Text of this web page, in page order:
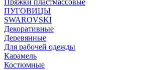
Пряжки пластмассовые
ПУГОВИЦЫ
SWAROVSKI
Декоративные
Деревянные
Для рабочей одежды
Карамель
Костюмные